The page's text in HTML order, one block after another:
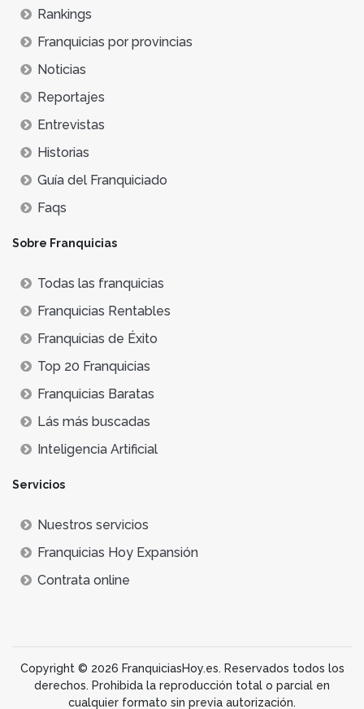
Rankings
Franquicias por provincias
Noticias
Reportajes
Entrevistas
Historias
Guía del Franquiciado
Faqs
Sobre Franquicias
Todas las franquicias
Franquicias Rentables
Franquicias de Éxito
Top 20 Franquicias
Franquicias Baratas
Lás más buscadas
Inteligencia Artificial
Servicios
Nuestros servicios
Franquicias Hoy Expansión
Contrata online
Copyright © 2026 FranquiciasHoy.es. Reservados todos los
derechos. Prohibida la reproducción total o parcial en
cualquier formato sin previa autorización.